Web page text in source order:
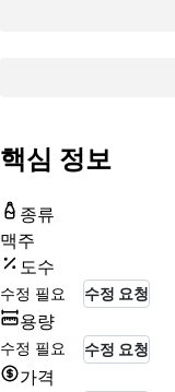
핵심 정보
종류
맥주
도수
수정 필요 수정 요청
용량
수정 필요 수정 요청
가격